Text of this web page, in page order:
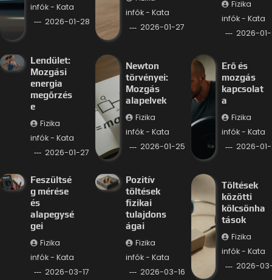
infók - Kata
2026-01-28
infók - Kata
2026-01-27
Fizika
infók - Kata
2026-
Lendület:
Mozgási
energia
megőrzés
e
Fizika
infók - Kata
2026-01-27
Newton
törvényei:
Mozgás
alapelvek
Fizika
infók - Kata
2026-01-25
Erő és
mozgás
kapcsolat
a
Fizika
infók - Kata
2026-
Feszültsé
g mérése
és
alapegysé
gei
Fizika
infók - Kata
2026-03-17
Pozitív
töltések
fizikai
tulajdons
ágai
Fizika
infók - Kata
2026-03-16
Töltések
közötti
kölcsönha
tások
Fizika
infók - Kata
2026-